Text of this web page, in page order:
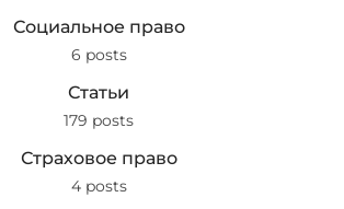
Социальное право
6 posts
Статьи
179 posts
Страховое право
4 posts